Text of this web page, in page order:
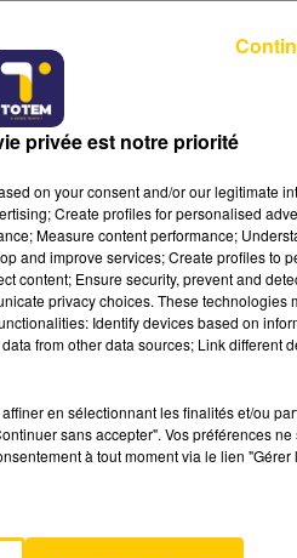
CHOIX
la température ambiante. "
, on souffrirait
limite les écarts
mais certaines règles
pour des raisons de
privée est notre priorité
on your consent and/or our legitimate
Create profiles for personalised
Measure content performance;
and improve services; Create profiles to
content; Ensure security, prevent and
privacy choices. These technologies
Identify devices based on
from other data sources; Link different
en sélectionnant les finalités et/ou
sans accepter". Vos préférences
à tout moment via le lien